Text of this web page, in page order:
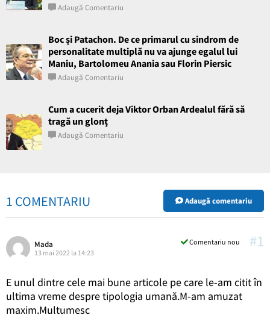
Adaugă Comentariu
Boc și Patachon. De ce primarul cu sindrom de
personalitate multiplă nu va ajunge egalul lui
Maniu, Bartolomeu Anania sau Florin Piersic
Adaugă Comentariu
Cum a cucerit deja Viktor Orban Ardealul fără să
tragă un glonț
Adaugă Comentariu
1 COMENTARIU Adaugă comentariu
#1
Comentariu nou
Mada
13 mai 2022 la 14:23
E unul dintre cele mai bune articole pe care le-am citit în
ultima vreme despre tipologia umană.M-am amuzat
maxim.Multumesc